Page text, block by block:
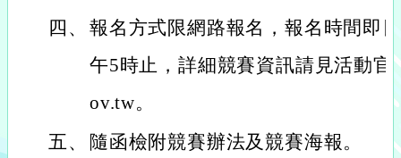
四、 報名方式限網路報名，報名時間即
午5時止，詳細競賽資訊請見活動官
ov.tw。
五、
隨函檢附競賽辦法及競賽海報。